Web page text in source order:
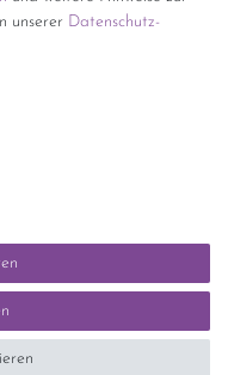
unserer Daten­schutz­
unterliegt gem. § 25a
ein Ausweis der
erfolgt nicht.)
Kontakt
ⓘ